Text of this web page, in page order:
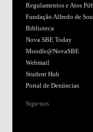
Regulamentos e Atos
Fundação Alfredo de
Biblioteca
Nova SBE Today
Moodle@NovaSBE
Webmail
Student Hub
Portal de Denúncias
Siga-nos